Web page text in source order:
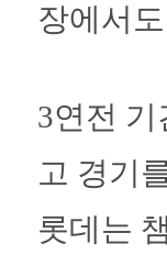
장에서
3연전
고 경기
롯데는